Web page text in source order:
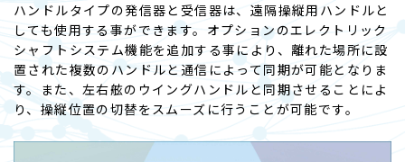
ハンドルタイプの発信器と受信器は、遠隔操縦用ハンドルと
しても使用する事ができます。オプションのエレクトリック
シャフトシステム機能を追加する事により、離れた場所に設
置された複数のハンドルと通信によって同期が可能となりま
す。また、左右舷のウイングハンドルと同期させることによ
り、操縦位置の切替をスムーズに行うことが可能です。